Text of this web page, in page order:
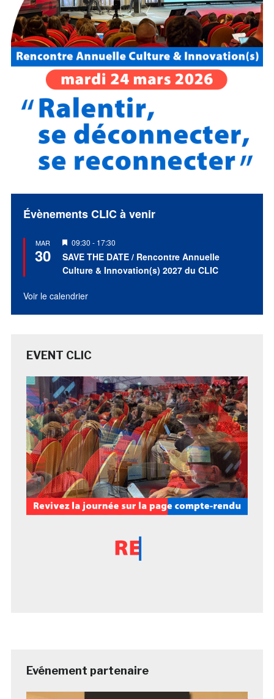
Évènements CLIC à venir
MAR
30
Mis
en
avant
09:30 - 17:30
SAVE THE DATE / Rencontre Annuelle
Culture & Innovation(s) 2027 du CLIC
Voir le calendrier
EVENT CLIC
Evénement partenaire